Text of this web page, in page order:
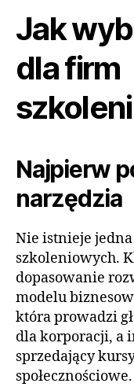
Jak
dla firm
Najpierw
narzędzia
Nie istnieje
szkoleniowych.
dopasowanie
modelu
która prowadzi
dla korporacji, a
sprzedający
społecznościowe.